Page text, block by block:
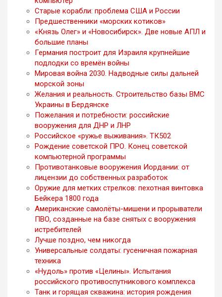
Старые корабли: проблема США и России
Предшественники «морских котиков»
«Князь Олег» и «Новосибирск». Две новые АПЛ и
большие планы
Германия построит для Израиля крупнейшие
подлодки со времён войны
Мировая война 2030. Надводные силы дальней
морской зоны
Желания и реальность. Строительство базы ВМС
Украины в Бердянске
Пожелания и потребности: российские
вооружения для ДНР и ЛНР
Российское «ружье выживания». ТК502
Рождение советской ПРО. Конец советской
компьютерной программы
Противотанковые вооружения Иордании: от
лицензии до собственных разработок
Оружие для метких стрелков: пехотная винтовка
Бейкера 1800 года
Американские самолёты-мишени и прорыватели
ПВО, созданные на базе снятых с вооружения
истребителей
Лучше поздно, чем никогда
Универсальные солдаты: гусеничная пожарная
техника
«Нудоль» против «Целины». Испытания
российского противоспутникового комплекса
Танк и горящая скважина: история рождения